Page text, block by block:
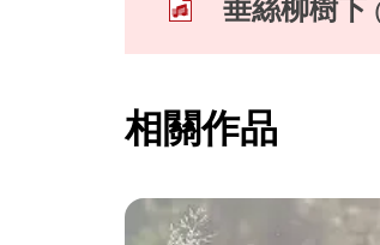
相關作品